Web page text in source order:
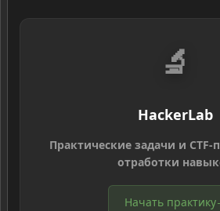
🔬
HackerLab
Практические задачи и
отработки
Начать практику